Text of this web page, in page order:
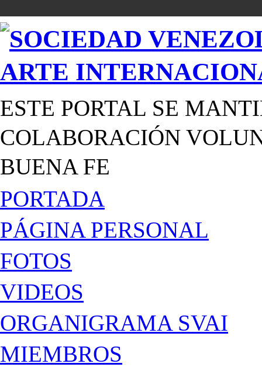
ESTE PORTAL SE
COLABORACIÓN
BUENA FE
PORTADA
PÁGINA PERSONAL
FOTOS
VIDEOS
ORGANIGRAMA SVAI
MIEMBROS